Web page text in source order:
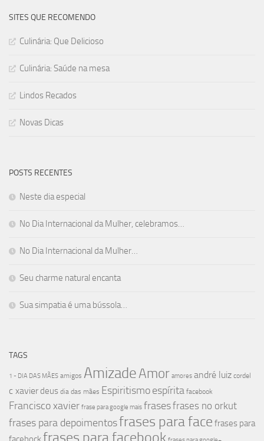
SITES QUE RECOMENDO
Culinária: Que Delicioso
Culinária: Saúde na mesa
Lindos Recados
Novas Dicas
POSTS RECENTES
Neste dia especial
No Dia Internacional da Mulher, celebramos…
No Dia Internacional da Mulher…
Seu charme natural encanta
Sua simpatia é uma bússola…
TAGS
1 - DIA DAS MÃES amigos AmizadeAmor amores andré luiz cordel
c xavier deus dia das mães Espiritismoespírita facebook
Francisco xavier frase para google mais frasesfrases no orkut
frases para depoimentosfrases para face frases para
frases para facebook